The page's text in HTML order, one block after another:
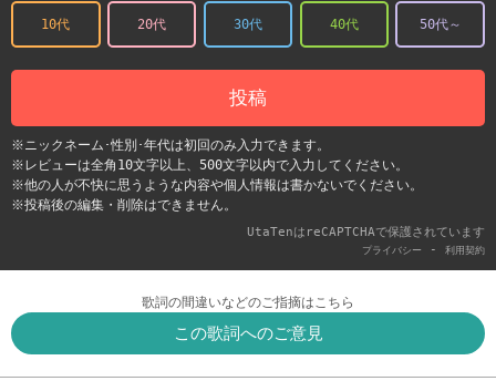
10代 20代 30代 40代 50代～
投稿
※ニックネーム･性別･年代は初回のみ入力できます。
※レビューは全角10文字以上、500文字以内で入力してください。
※他の人が不快に思うような内容や個人情報は書かないでください。
※投稿後の編集・削除はできません。
UtaTenはreCAPTCHAで保護されています
プライバシー - 利用契約
歌詞の間違いなどのご指摘はこちら
この歌詞へのご意見